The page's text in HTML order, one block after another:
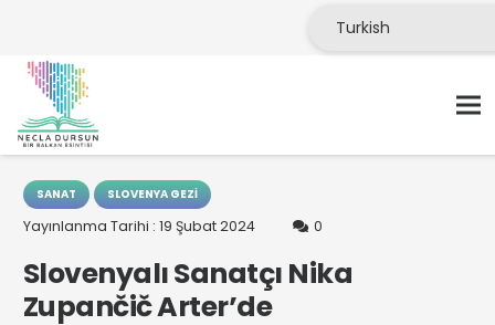
SANAT SLOVENYA GEZI
Yayınlanma Tarihi : 19 Şubat 2024 0
Slovenyalı Sanatçı Nika
Zupančič Arter’de